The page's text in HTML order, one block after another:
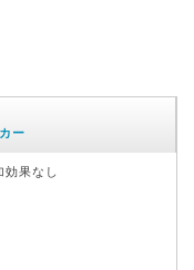
ー
効果なし